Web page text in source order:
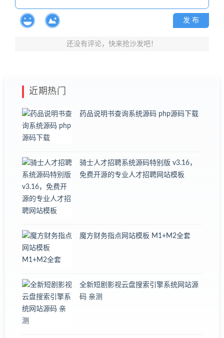
发 布
还没有评论，快来抢沙发吧！
近期热门
药品说明书查询系统源码 php源码下载
骑士人才招聘系统源码特别版 v3.16，
免费开源的专业人才招聘网站模板
魔方财务指点网站模板 M1+M2全套
全新短剧影视云盘搜索引擎系统网站源
码 亲测